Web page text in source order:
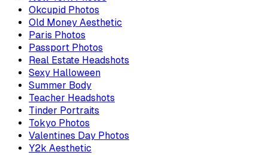
Okcupid Photos
Old Money Aesthetic
Paris Photos
Passport Photos
Real Estate Headshots
Sexy Halloween
Summer Body
Teacher Headshots
Tinder Portraits
Tokyo Photos
Valentines Day Photos
Y2k Aesthetic